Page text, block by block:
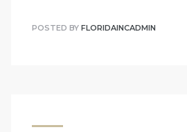
POSTED BY FLORIDAINCADMIN